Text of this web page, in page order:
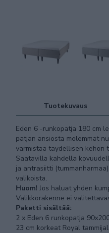
Tuotekuvaus
Eden 6 -runkopatja 180 cm
patjan ansiosta molemmat
varmistaa täydellisen kehon
Saatavilla kahdella
ja antrasiitti
valikoista.
Huom! Jos haluat yhden
Valikkorakenne ei
Paketti sisältää:
2 x Eden 6 runkopatja
23 cm korkeat Royal